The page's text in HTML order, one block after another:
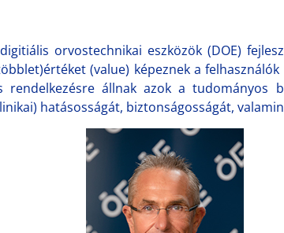
orvostechnikai eszközök (DOE)
(value) képeznek a
rendelkezésre állnak azok a tudományos
hatásosságát, biztonságosságát,